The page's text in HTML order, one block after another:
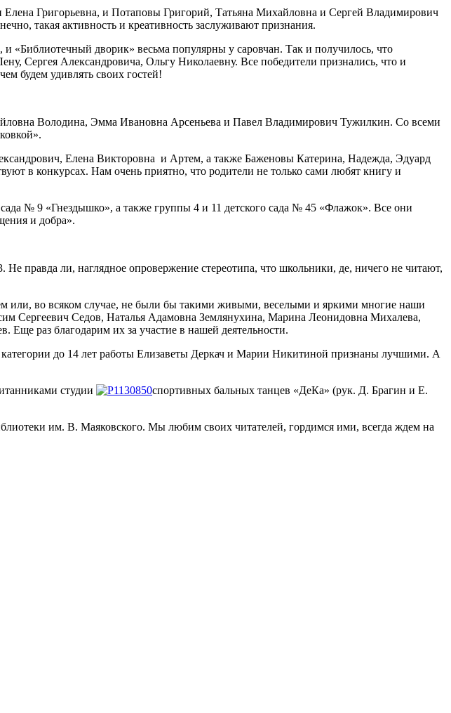
Григорьевна, и Потаповы Григорий, Татьяна Михайловна и Сергей Владимирович
такая активность и креативность заслуживают признания.
«Библиотечный дворик» весьма популярны у саровчан. Так и получилось, что
Сергея Александровича, Ольгу Николаевну. Все победители признались, что и
будем удивлять своих гостей!
Володина, Эмма Ивановна Арсеньева и Павел Владимирович Тужилкин. Со всеми
Елена Викторовна и Артем, а также Баженовы Катерина, Надежда, Эдуард
в конкурсах. Нам очень приятно, что родители не только сами любят книгу и
сада № 9 «Гнездышко», а также группы 4 и 11 детского сада № 45 «Флажок». Все они
и добра».
ли, наглядное опровержение стереотипа, что школьники, де, ничего не читают,
или, во всяком случае, не были бы такими живыми, веселыми и яркими многие наши
Сергеевич Седов, Наталья Адамовна Землянухина, Марина Леонидовна Михалева,
раз благодарим их за участие в нашей деятельности.
до 14 лет работы Елизаветы Деркач и Марии Никитиной признаны лучшими. А
студии
спортивных бальных танцев «ДеКа» (рук. Д. Брагин и Е.
им. В. Маяковского. Мы любим своих читателей, гордимся ими, всегда ждем на